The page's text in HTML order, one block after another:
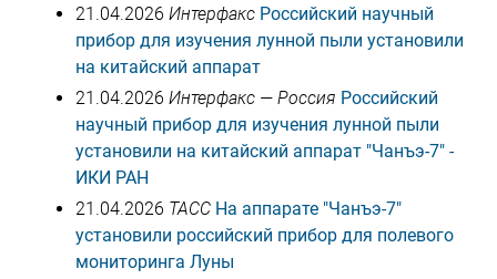
21.04.2026 Интерфакс Российский научный
прибор для изучения лунной пыли установили
на китайский аппарат
21.04.2026 Интерфакс — Россия Российский
научный прибор для изучения лунной пыли
установили на китайский аппарат "Чанъэ-7" -
ИКИ РАН
21.04.2026 ТАСС На аппарате "Чанъэ-7"
установили российский прибор для полевого
мониторинга Луны